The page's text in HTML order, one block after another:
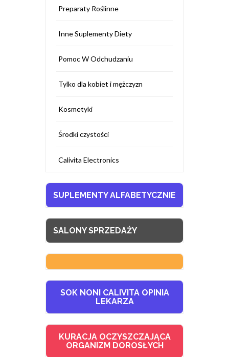
Preparaty Roślinne
Inne Suplementy Diety
Pomoc W Odchudzaniu
Tylko dla kobiet i mężczyzn
Kosmetyki
Środki czystości
Calivita Electronics
SUPLEMENTY ALFABETYCZNIE
SALONY SPRZEDAŻY
SOK NONI CALIVITA OPINIA
LEKARZA
KURACJA OCZYSZCZAJĄCA
ORGANIZM DOROSŁYCH